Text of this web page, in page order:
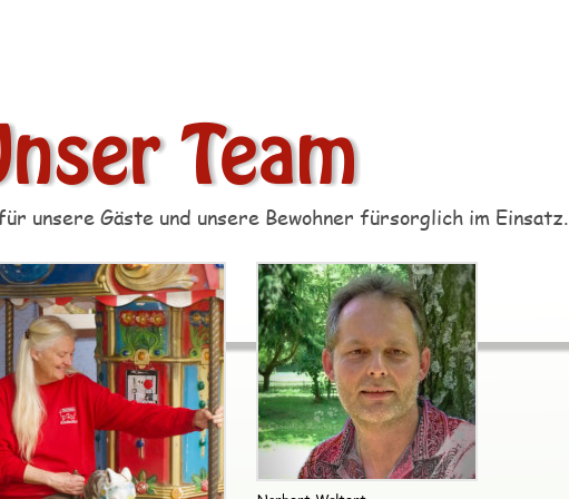
unsere Gäste und unsere Bewohner fürsorglich im Einsatz.